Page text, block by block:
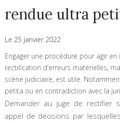
rendue ultra
Le 25 janvier 2022
Engager une procédure pour agir
rectification d'erreurs matérielles,
scène judiciaire, est utile.
petita ou en contradiction avec la
Demander au juge de rectifier
appel de décisions par